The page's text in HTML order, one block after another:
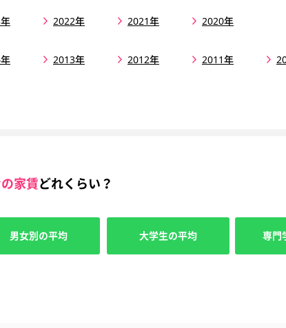
2022年 2021年
2020年
2013年 2012年 2011年
家賃どれくらい？
男女別の平均 大学生の平均 専門